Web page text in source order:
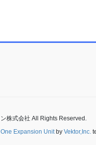
株式会社 All Rights Reserved.
Expansion Unitby Vektor,Inc.